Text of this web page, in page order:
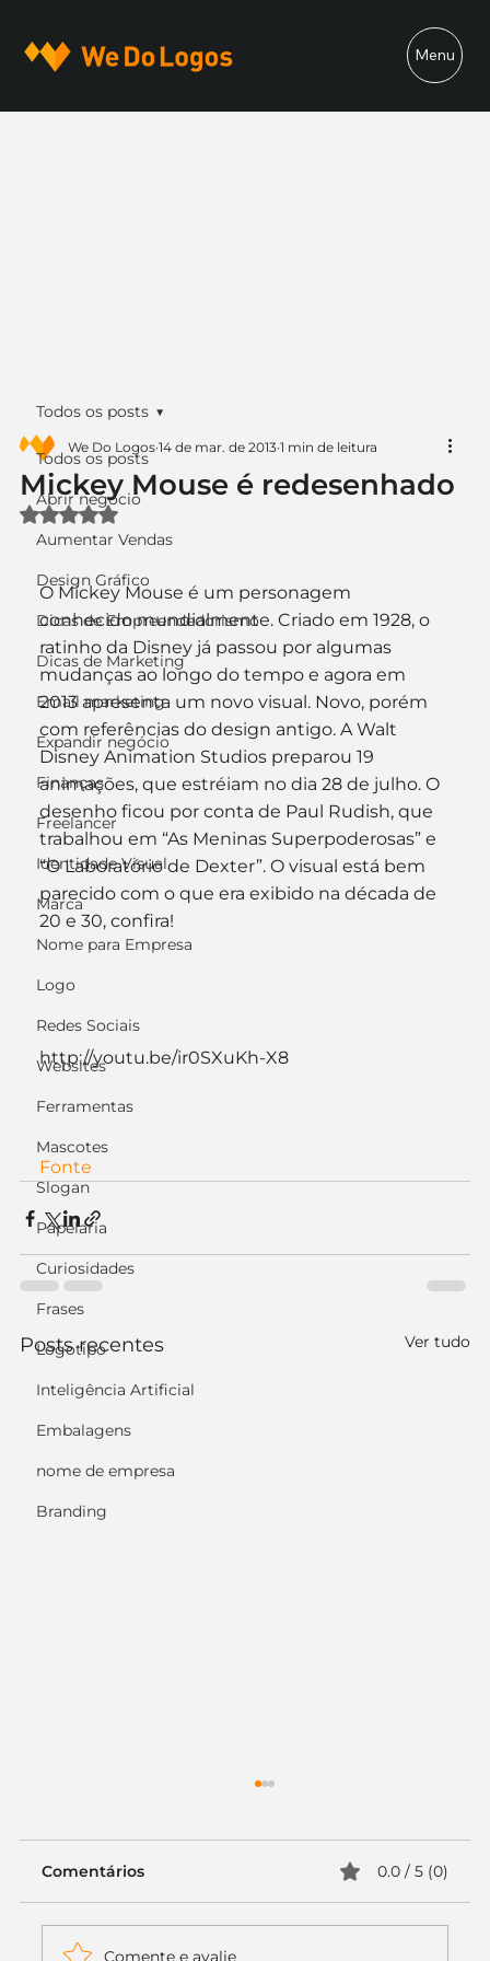
Menu
Todos os posts
Abrir negócio
Aumentar Vendas
Design Gráfico
Dicas de Empreendedorismo
Dicas de Marketing
Email marketing
Expandir negócio
Finanças
Freelancer
Identidade Visual
Marca
Nome para Empresa
Logo
Redes Sociais
Websites
Ferramentas
Mascotes
Slogan
Papelaria
Curiosidades
Frases
Logotipo
Inteligência Artificial
Embalagens
nome de empresa
Branding
Todos os posts
Mickey Mouse é redesenhado
We Do Logos 14 de mar. de 2013 1 min de leitura
Avaliado com NaN de 5 estrelas.
O Mickey Mouse é um personagem
conhecido mundialmente. Criado em 1928, o
ratinho da Disney já passou por algumas
mudanças ao longo do tempo e agora em
2013 apresenta um novo visual. Novo, porém
com referências do design antigo. A Walt
Disney Animation Studios preparou 19
animações, que estréiam no dia 28 de julho. O
desenho ficou por conta de Paul Rudish, que
trabalhou em “As Meninas Superpoderosas” e
“O Laboratório de Dexter”. O visual está bem
parecido com o que era exibido na década de
20 e 30, confira!
http://youtu.be/ir0SXuKh-X8
Fonte
Posts recentes Ver tudo
Comentários 0.0 / 5 (0)
Comente e avalie